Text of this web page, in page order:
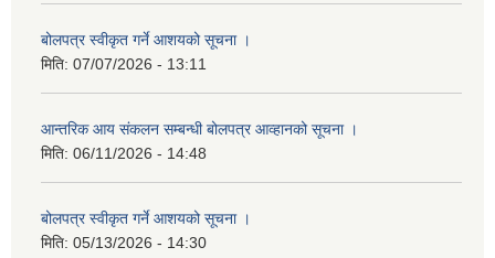
बोलपत्र स्वीकृत गर्ने आशयको सूचना ।
मिति: 07/07/2026 - 13:11
आन्तरिक आय संकलन सम्बन्धी बोलपत्र आव्हानको सूचना ।
मिति: 06/11/2026 - 14:48
बोलपत्र स्वीकृत गर्ने आशयको सूचना ।
मिति: 05/13/2026 - 14:30